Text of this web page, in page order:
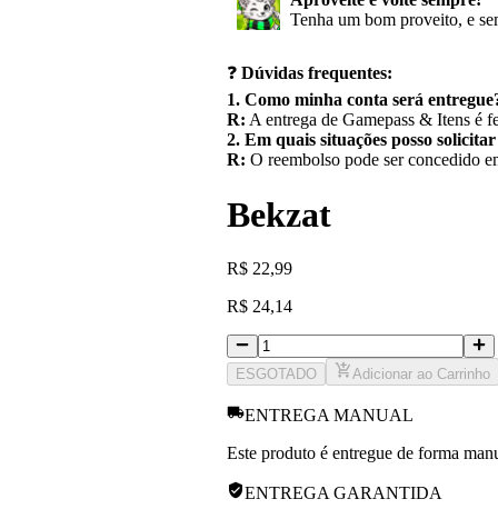
Tenha um bom proveito, e
❓ Dúvidas frequentes:
1. Como minha conta será
R: A entrega de Gamepass & Itens é
2. Em quais situações posso
R: O reembolso pode ser concedido
Bekzat
R$ 22,99
R$ 24,14
ESGOTADO Adicionar ao Carrinho
ENTREGA MANUAL
Este produto é entregue de forma
ENTREGA GARANTIDA